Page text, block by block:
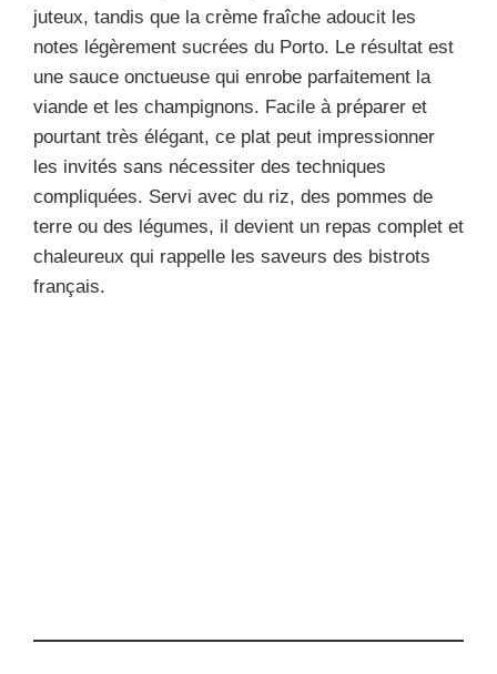
juteux, tandis que la crème fraîche adoucit les
notes légèrement sucrées du Porto. Le résultat est
une sauce onctueuse qui enrobe parfaitement la
viande et les champignons. Facile à préparer et
pourtant très élégant, ce plat peut impressionner
les invités sans nécessiter des techniques
compliquées. Servi avec du riz, des pommes de
terre ou des légumes, il devient un repas complet et
chaleureux qui rappelle les saveurs des bistrots
français.